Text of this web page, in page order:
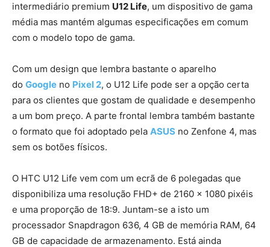
intermediário premium U12 Life, um dispositivo de gama
média mas mantém algumas especificações em comum
com o modelo topo de gama.
Com um design que lembra bastante o aparelho
do Google no Pixel 2, o U12 Life pode ser a opção certa
para os clientes que gostam de qualidade e desempenho
a um bom preço. A parte frontal lembra também bastante
o formato que foi adoptado pela ASUS no Zenfone 4, mas
sem os botões físicos.
O HTC U12 Life vem com um ecrã de 6 polegadas que
disponibiliza uma resolução FHD+ de 2160 x 1080 pixéis
e uma proporção de 18:9. Juntam-se a isto um
processador Snapdragon 636, 4 GB de memória RAM, 64
GB de capacidade de armazenamento. Está ainda